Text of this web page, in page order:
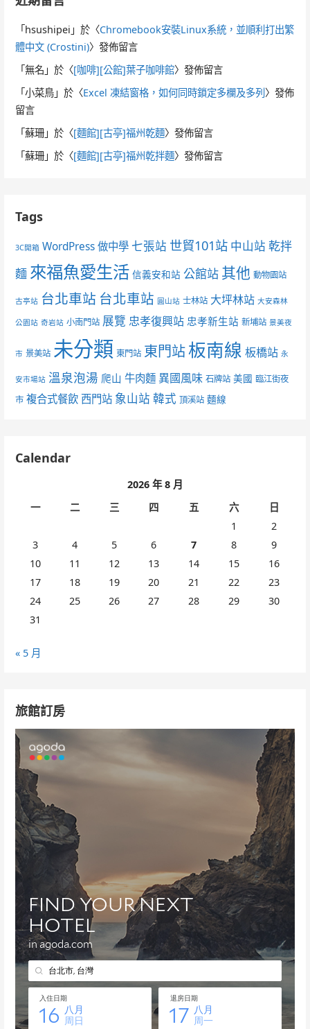
「 hsushipei 」於〈Chromebook安裝Linux系統，並順利打出繁
體中文 (Crostini)〉發佈留言
「無名 」於〈[咖啡][公館]葉子咖啡館〉發佈留言
「小菜鳥 」於〈Excel 凍結窗格，如何同時鎖定多欄及多列 〉發佈
留言
「蘇珊 」於〈[麵館][古亭]福州乾麵〉發佈留言
「蘇珊 」於〈[麵館][古亭]福州乾拌麵〉發佈留言
Tags
3C開箱 WordPress 做中學 七張站 世貿101站 中山站 乾拌
麵 來福魚愛生活 信義安和站 公館站 其他 動物園站
古亭站 台北車站 台北車站 圓山站 士林站 大坪林站 大安森林
公園站 奇岩站 小南門站 展覽 忠孝復興站 忠孝新生站 新埔站 景美夜
市 景美站 未分類 東門站 東門站板南線 板橋站 永
安市場站 溫泉泡湯 爬山 牛肉麵 異國風味 石牌站 美國 臨江街夜
市 複合式餐飲 西門站 象山站 韓式 頂溪站 麵線
Calendar
2026 年 8 月
一
二 三 四 五 六
日
1
2
3
4 5 6 7 8
9
10
11 12 13 14 15
16
17
18 19 20 21 22
23
24
25 26 27 28 29
30
31
« 5 月
旅館訂房